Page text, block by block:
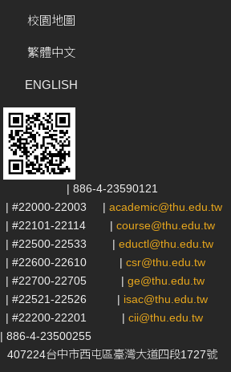
校園地圖
繁體中文
ENGLISH
| 886-4-23590121
| #22000-22003 | academic@thu.edu.tw
| #22101-22114 | course@thu.edu.tw
| #22500-22533 | eductl@thu.edu.tw
| #22600-22610 | csr@thu.edu.tw
| #22700-22705 | ge@thu.edu.tw
| #22521-22526 | isac@thu.edu.tw
| #22200-22201 | cii@thu.edu.tw
| 886-4-23500255
407224台中市西屯區臺灣大道四段1727號